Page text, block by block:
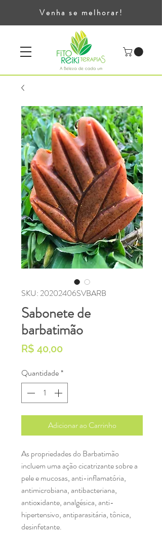
Venha se melhorar!
SKU: 20202406SVBARB
Sabonete de
barbatimão
R$ 40,00Preço
Quantidade*
Adicionar ao Carrinho
As propriedades do Barbatimão
incluem uma ação cicatrizante sobre a
pele e mucosas, anti-inflamatória,
antimicrobiana, antibacteriana,
antioxidante, analgésica, anti-
hipertensivo, antiparasitária, tônica,
desinfetante.